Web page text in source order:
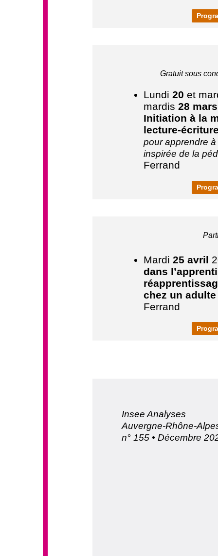
Gratuit sous
Lundi 20 et
mardis 28 mars
Initiation à la
lecture-
pour apprendre à
inspirée de la
Ferrand
Mardi 25 avril
dans
chez un
Ferrand
Insee Analyses
Auvergne-Rhône-
n° 155 • Décembre